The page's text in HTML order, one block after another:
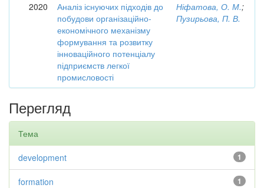
2020
Аналіз існуючих підходів до
побудови організаційно-
економічного механізму
формування та розвитку
інноваційного потенціалу
підприємств легкої
промисловості
Ніфатова, О. М.;
Пузирьова, П. В.
Перегляд
Тема
1
development
1
formation